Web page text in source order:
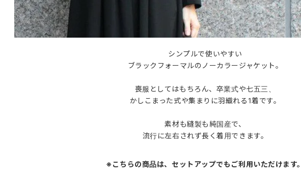
シンプルで使いやすい
ブラックフォーマルのノーカラージャケット。
喪服としてはもちろん、卒業式や七五三、
かしこまった式や集まりに羽織れる1着です。
素材も縫製も純国産で、
流行に左右されず長く着用できます。
※こちらの商品は、セットアップでもご利用いただけます。